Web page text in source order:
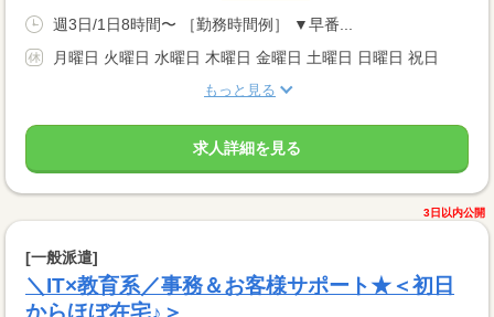
週3日/1日8時間〜 ［勤務時間例］ ▼早番...
月曜日 火曜日 水曜日 木曜日 金曜日 土曜日 日曜日 祝日
もっと見る
求人詳細を見る
3日以内公開
[一般派遣]
＼IT×教育系／事務＆お客様サポート★＜初日
からほぼ在宅♪＞